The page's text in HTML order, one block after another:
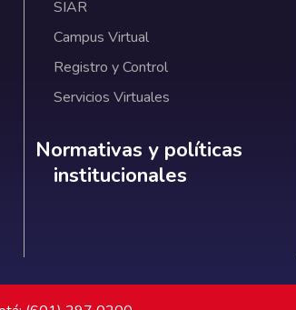
SIAR
Campus Virtual
Registro y Control
Servicios Virtuales
Normativas y políticas
Normativas y políticas
institucionales